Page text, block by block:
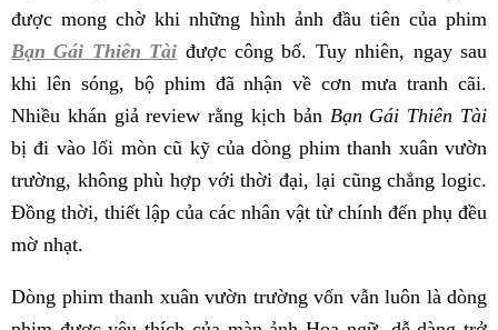
được mong chờ khi những hình ảnh đầu tiên của phim
Bạn Gái Thiên Tài được công bố. Tuy nhiên, ngay sau
khi lên sóng, bộ phim đã nhận về cơn mưa tranh cãi.
Nhiều khán giả review rằng kịch bản Bạn Gái Thiên Tài
bị đi vào lối mòn cũ kỹ của dòng phim thanh xuân vườn
trường, không phù hợp với thời đại, lại cũng chẳng logic.
Đồng thời, thiết lập của các nhân vật từ chính đến phụ đều
mờ nhạt.
Dòng phim thanh xuân vườn trường vốn vẫn luôn là dòng